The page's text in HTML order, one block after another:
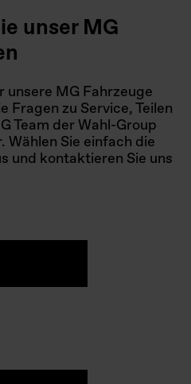
unser MG
unsere MG Fahrzeuge
Fragen zu Service, Teilen
Team der Wahl-Group
Wählen Sie einfach die
und kontaktieren Sie uns